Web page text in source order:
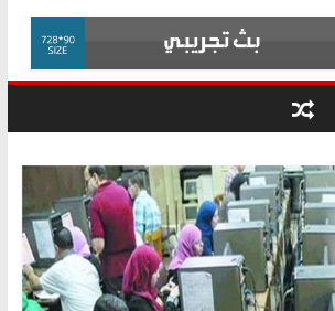
الوزاري لمدينة الصحفيين.. وانتهاء أعمال
إنشاء المبنى الإداري
المجلس القومي لحقوق الإنسان يعلن
متابعة قضية الدكتور محمد زهران.. ويؤكد:
قرينة البراءة وضمانات المحاكمة العادلة